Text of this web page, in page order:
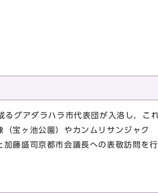
グアダラハラ市代表団が入洛し，これ
宝ヶ池公園）やカンムリサンジャク
加藤盛司京都市会議長への表敬訪問を行